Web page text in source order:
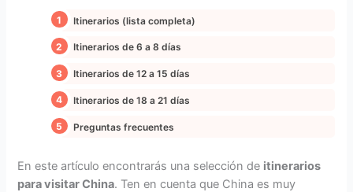
Itinerarios (lista completa)
Itinerarios de 6 a 8 días
Itinerarios de 12 a 15 días
Itinerarios de 18 a 21 días
Preguntas frecuentes
En este artículo encontrarás una selección de itinerarios
para visitar China. Ten en cuenta que China es muy